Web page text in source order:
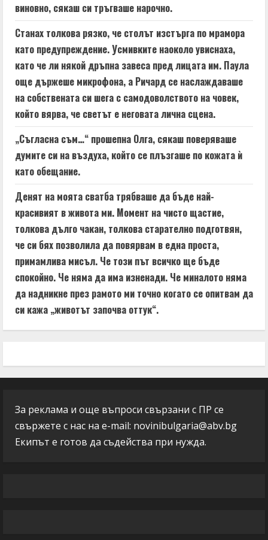
виновно, сякаш си тръгваше нарочно.
Станах толкова рязко, че столът изстърга по мрамора
като предупреждение. Усмивките наоколо увиснаха,
като че ли някой дръпна завеса пред лицата им. Паула
още държеше микрофона, а Ричард се наслаждаваше
на собствената си шега с самодоволството на човек,
който вярва, че светът е неговата лична сцена.
„Съгласна съм…“ прошепна Олга, сякаш поверяваше
думите си на въздуха, който се плъзгаше по кожата ѝ
като обещание.
Денят на моята сватба трябваше да бъде най-
красивият в живота ми. Момент на чисто щастие,
толкова дълго чакан, толкова старателно подготвян,
че си бях позволила да повярвам в една проста,
примамлива мисъл. Че този път всичко ще бъде
спокойно. Че няма да има изненади. Че миналото няма
да надникне през рамото ми точно когато се опитвам да
си кажа „животът започва оттук“.
За реклама и още въпроси свързани с ПР се
свържете с нас на e-mail: novinibulgaria@abv.bg
Екипът е готов да съдейства при нужда.